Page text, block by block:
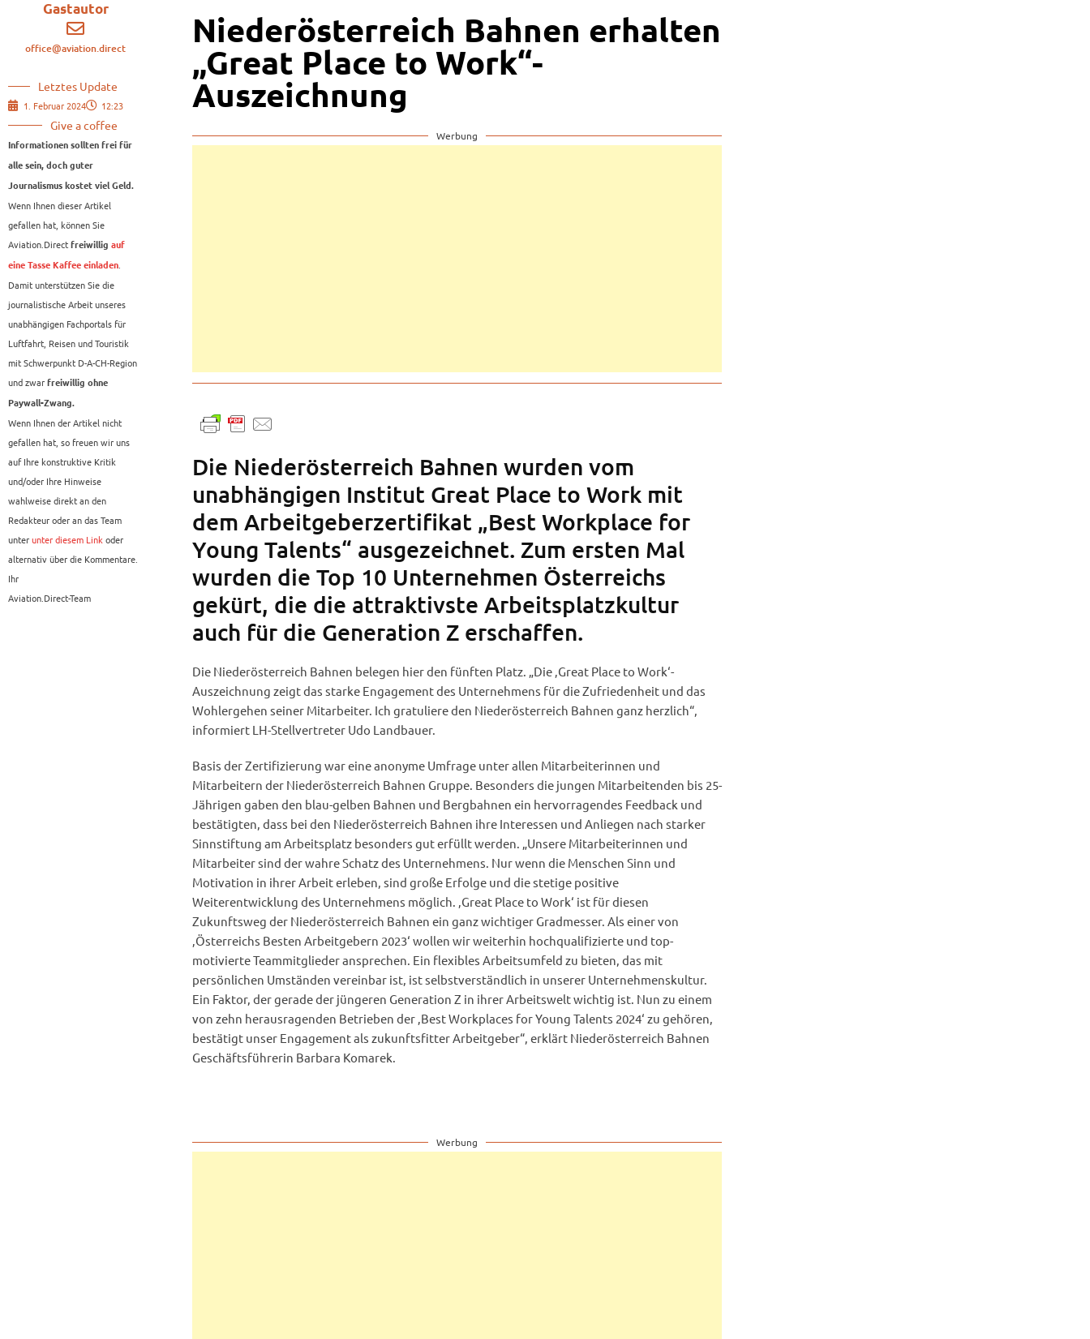
Gastautor
office@aviation.direct
Letztes Update
1. Februar 2024 12:23
Give a coffee
Informationen sollten frei für
alle sein, doch guter
Journalismus kostet viel Geld.
Wenn Ihnen dieser Artikel
gefallen hat, können Sie
Aviation.Direct freiwillig auf
eine Tasse Kaffee einladen.
Damit unterstützen Sie die
journalistische Arbeit unseres
unabhängigen Fachportals für
Luftfahrt, Reisen und Touristik
mit Schwerpunkt D-A-CH-Region
und zwar freiwillig ohne
Paywall-Zwang.
Wenn Ihnen der Artikel nicht
gefallen hat, so freuen wir uns
auf Ihre konstruktive Kritik
und/oder Ihre Hinweise
wahlweise direkt an den
Redakteur oder an das Team
unterunter diesem Linkoder
alternativ über die Kommentare.
Ihr
Aviation.Direct-Team
Niederösterreich Bahnen erhalten
„Great Place to Work“-
Auszeichnung
Werbung
Die Niederösterreich Bahnen wurden vom
unabhängigen Institut Great Place to Work mit
dem Arbeitgeberzertifikat „Best Workplace for
Young Talents“ ausgezeichnet. Zum ersten Mal
wurden die Top 10 Unternehmen Österreichs
gekürt, die die attraktivste Arbeitsplatzkultur
auch für die Generation Z erschaffen.
Die Niederösterreich Bahnen belegen hier den fünften Platz. „Die ‚Great Place to Work‘-
Auszeichnung zeigt das starke Engagement des Unternehmens für die Zufriedenheit und das
Wohlergehen seiner Mitarbeiter. Ich gratuliere den Niederösterreich Bahnen ganz herzlich“,
informiert LH-Stellvertreter Udo Landbauer.
Basis der Zertifizierung war eine anonyme Umfrage unter allen Mitarbeiterinnen und
Mitarbeitern der Niederösterreich Bahnen Gruppe. Besonders die jungen Mitarbeitenden bis 25-
Jährigen gaben den blau-gelben Bahnen und Bergbahnen ein hervorragendes Feedback und
bestätigten, dass bei den Niederösterreich Bahnen ihre Interessen und Anliegen nach starker
Sinnstiftung am Arbeitsplatz besonders gut erfüllt werden. „Unsere Mitarbeiterinnen und
Mitarbeiter sind der wahre Schatz des Unternehmens. Nur wenn die Menschen Sinn und
Motivation in ihrer Arbeit erleben, sind große Erfolge und die stetige positive
Weiterentwicklung des Unternehmens möglich. ‚Great Place to Work‘ ist für diesen
Zukunftsweg der Niederösterreich Bahnen ein ganz wichtiger Gradmesser. Als einer von
‚Österreichs Besten Arbeitgebern 2023‘ wollen wir weiterhin hochqualifizierte und top-
motivierte Teammitglieder ansprechen. Ein flexibles Arbeitsumfeld zu bieten, das mit
persönlichen Umständen vereinbar ist, ist selbstverständlich in unserer Unternehmenskultur.
Ein Faktor, der gerade der jüngeren Generation Z in ihrer Arbeitswelt wichtig ist. Nun zu einem
von zehn herausragenden Betrieben der ‚Best Workplaces for Young Talents 2024‘ zu gehören,
bestätigt unser Engagement als zukunftsfitter Arbeitgeber“, erklärt Niederösterreich Bahnen
Geschäftsführerin Barbara Komarek.
Werbung